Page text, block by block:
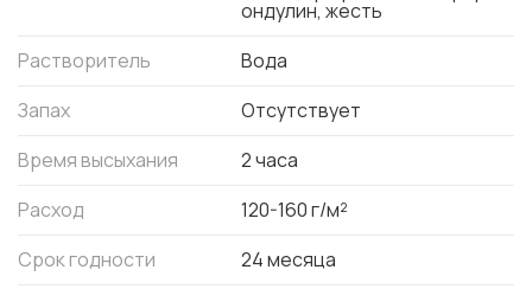
ондулин, жесть
Растворитель
Вода
Запах
Отсутствует
Время высыхания
2 часа
Расход
120-160 г/м²
Срок годности
24 месяца